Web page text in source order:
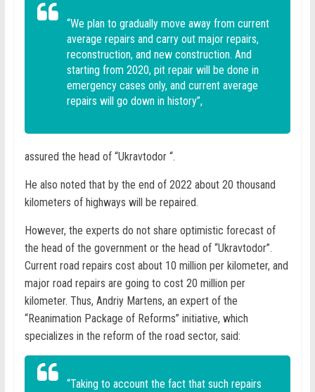
“We plan to gradually move away from current
average repairs and carry out major repairs,
reconstruction, and new construction. And
starting from 2020, pit repair will be done in
emergency cases only, and current average
repairs will go down in history”,
assured the head of “Ukravtodor “.
He also noted that by the end of 2022 about 20 thousand
kilometers of highways will be repaired.
However, the experts do not share optimistic forecast of
the head of the government or the head of “Ukravtodor”.
Current road repairs cost about 10 million per kilometer, and
major road repairs are going to cost 20 million per
kilometer. Thus, Andriy Martens, an expert of the
“Reanimation Package of Reforms” initiative, which
specializes in the reform of the road sector, said:
“Taking to account the fact that such repairs